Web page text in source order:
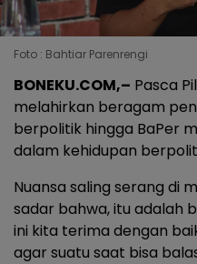
Foto : Bahtiar Parenrengi
BONEKU.COM,– Pasca
melahirkan beragam
berpolitik hingga BaPer
dalam kehidupan
Nuansa saling serang di
sadar bahwa, itu adalah
ini kita terima dengan
agar suatu saat bisa